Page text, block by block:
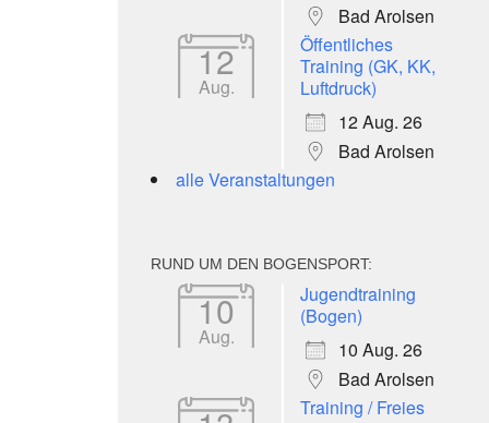
Bad Arolsen
12
Aug.
Öffentliches
Training (GK, KK,
Luftdruck)
12 Aug. 26
Bad Arolsen
alle Veranstaltungen
RUND UM DEN BOGENSPORT:
10
Aug.
Jugendtraining
(Bogen)
10 Aug. 26
Bad Arolsen
Training / Freies